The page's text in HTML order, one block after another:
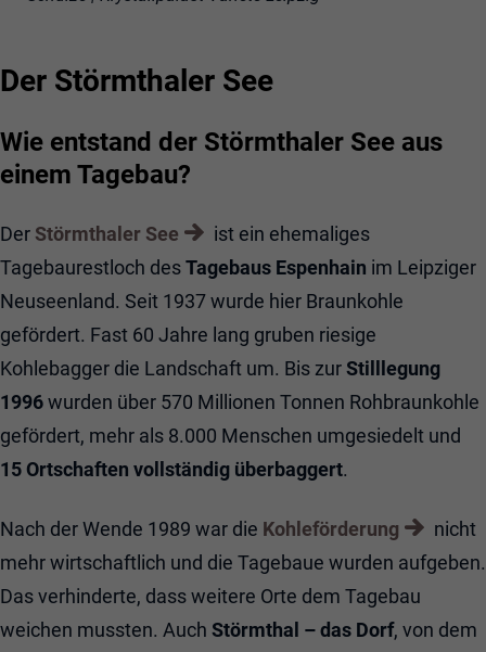
Der Störmthaler See
Wie entstand der Störmthaler See aus
einem Tagebau?
Der Störmthaler See
ist ein ehemaliges
Tagebaurestloch desTagebaus Espenhain im Leipziger
Neuseenland. Seit 1937 wurde hier Braunkohle
gefördert. Fast 60 Jahre lang gruben riesige
Kohlebagger die Landschaft um. Bis zurStilllegung
1996wurden über 570 Millionen Tonnen Rohbraunkohle
gefördert, mehr als 8.000 Menschen umgesiedelt und
15 Ortschaften vollständig überbaggert.
Nach der Wende 1989 war die Kohleförderung
nicht
mehr wirtschaftlich und die Tagebaue wurden aufgeben.
Das verhinderte, dass weitere Orte dem Tagebau
weichen mussten. Auch Störmthal – das Dorf, von dem